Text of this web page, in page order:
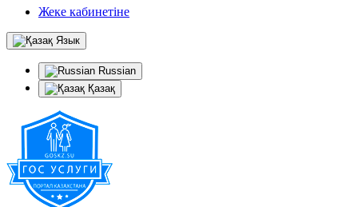
Жеке кабинетіне
Язык
Russian
Қазақ